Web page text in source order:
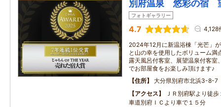
別府温泉 悠彩の宿
フォトギャラリー
4.7 4,128
2024年12月に新温浴棟「光芒」
と山の幸を使用したボリューム満
露天風呂付客室、展望温泉付客室
でお部屋食をお楽しみ頂けます♪
住所
大分県別府市北浜3-8-7
アクセス
ＪＲ別府駅より徒
車道別府ＩＣより車で１５分